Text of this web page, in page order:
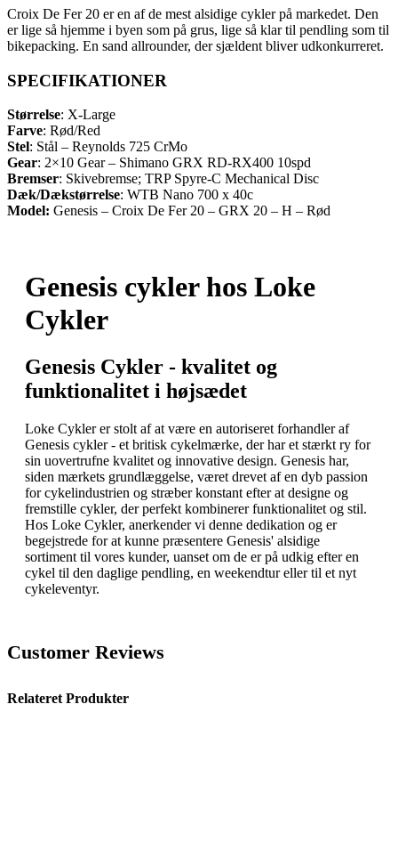
Croix De Fer 20 er en af de mest alsidige cykler på markedet. Den
er lige så hjemme i byen som på grus, lige så klar til pendling som til
bikepacking. En sand allrounder, der sjældent bliver udkonkurreret.
SPECIFIKATIONER
Størrelse: X-Large
Farve: Rød/Red
Stel: Stål – Reynolds 725 CrMo
Gear: 2×10 Gear – Shimano GRX RD-RX400 10spd
Bremser: Skivebremse; TRP Spyre-C Mechanical Disc
Dæk/Dækstørrelse: WTB Nano 700 x 40c
Model: Genesis – Croix De Fer 20 – GRX 20 – H – Rød
Genesis cykler hos Loke
Cykler
Genesis Cykler - kvalitet og
funktionalitet i højsædet
Loke Cykler er stolt af at være en autoriseret forhandler af
Genesis cykler - et britisk cykelmærke, der har et stærkt ry for
sin uovertrufne kvalitet og innovative design. Genesis har,
siden mærkets grundlæggelse, været drevet af en dyb passion
for cykelindustrien og stræber konstant efter at designe og
fremstille cykler, der perfekt kombinerer funktionalitet og stil.
Hos Loke Cykler, anerkender vi denne dedikation og er
begejstrede for at kunne præsentere Genesis' alsidige
sortiment til vores kunder, uanset om de er på udkig efter en
cykel til den daglige pendling, en weekendtur eller til et nyt
cykeleventyr.
Customer Reviews
Relateret Produkter